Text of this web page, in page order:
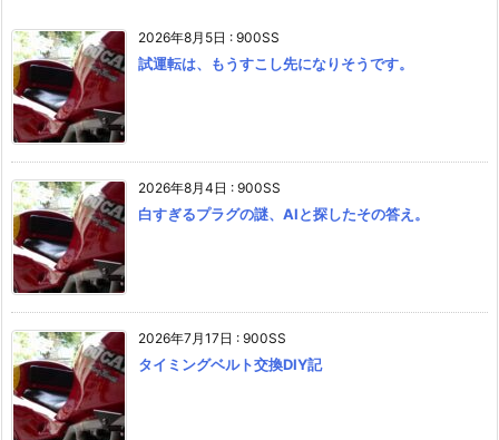
2026年8月5日 : 900SS
試運転は、もうすこし先になりそうです。
2026年8月4日 : 900SS
白すぎるプラグの謎、AIと探したその答え。
2026年7月17日 : 900SS
タイミングベルト交換DIY記